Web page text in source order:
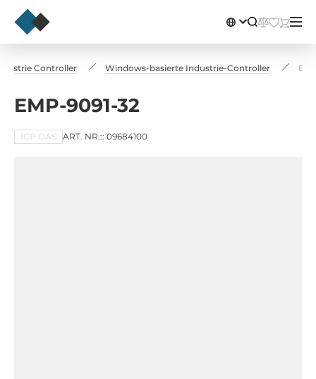
Controller Windows-basierte Industrie-Controller
EMP-9091-32
ICP DAS ART. NR.:: 09684100